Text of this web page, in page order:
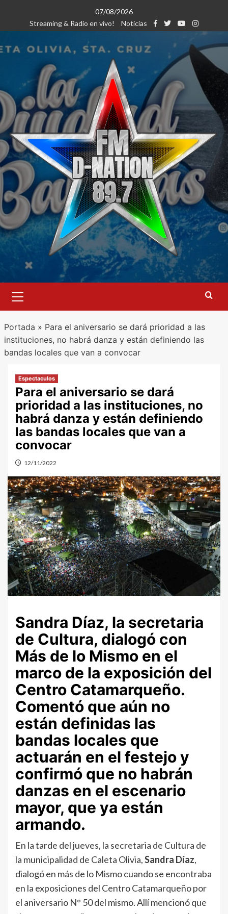
contenido
07/08/2026
Streaming & Radio en vivo!
Noticias
primario
Portada » Para el aniversario se dará prioridad a las
instituciones, no habrá danza y están definiendo las
bandas locales que van a convocar
Espectaculos
Para el aniversario se dará
prioridad a las instituciones, no
habrá danza y están definiendo
las bandas locales que van a
convocar
12/11/2022
Sandra Díaz, la secretaria
de Cultura, dialogó con
Más de lo Mismo en el
marco de la exposición del
Centro Catamarqueño.
Comentó que aún no
están definidas las
bandas locales que
actuarán en el festejo y
confirmó que no habrán
danzas en el escenario
mayor, que ya están
armando.
En la tarde del jueves, la secretaria de Cultura de
la municipalidad de Caleta Olivia,Sandra Díaz,
dialogó en más de lo Mismo cuando se encontraba
en la exposiciones del Centro Catamarqueño por
el aniversario N° 50 del mismo. Allí mencionó que